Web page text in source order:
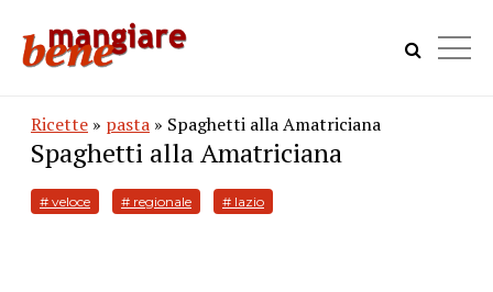
Ricette » pasta » Spaghetti alla Amatriciana
Spaghetti alla Amatriciana
# veloce # regionale # lazio